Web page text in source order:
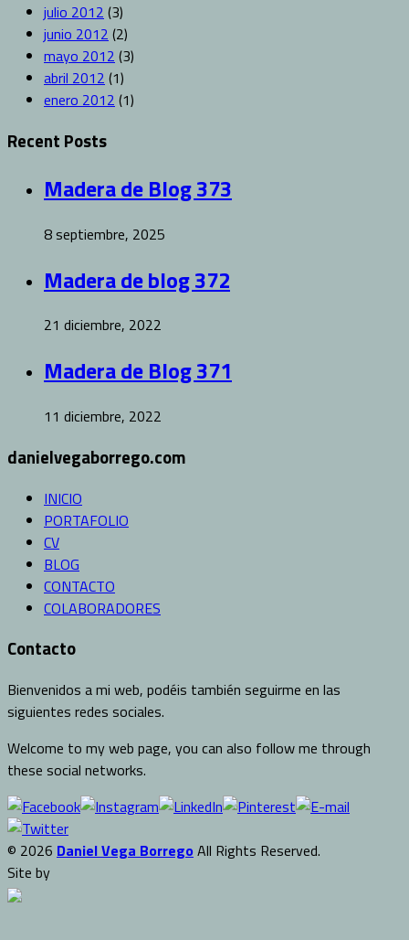
julio 2012 (3)
junio 2012 (2)
mayo 2012 (3)
abril 2012 (1)
enero 2012 (1)
Recent Posts
Madera de Blog 373
8 septiembre, 2025
Madera de blog 372
21 diciembre, 2022
Madera de Blog 371
11 diciembre, 2022
danielvegaborrego.com
INICIO
PORTAFOLIO
CV
BLOG
CONTACTO
COLABORADORES
Contacto
Bienvenidos a mi web, podéis también seguirme en las
siguientes redes sociales.
Welcome to my web page, you can also follow me through
these social networks.
© 2026 Daniel Vega Borrego All Rights Reserved.
Site by